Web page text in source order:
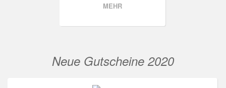
MEHR
Neue Gutscheine 2020